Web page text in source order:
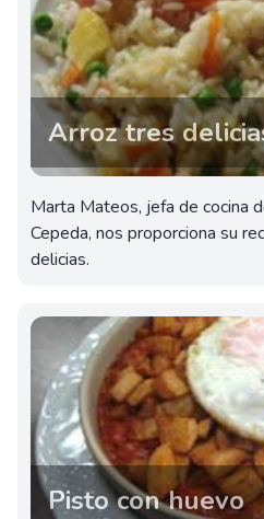
Arroz tres
Marta Mateos, jefa de cocina
Cepeda, nos proporciona su
delicias.
Pisto con huevo